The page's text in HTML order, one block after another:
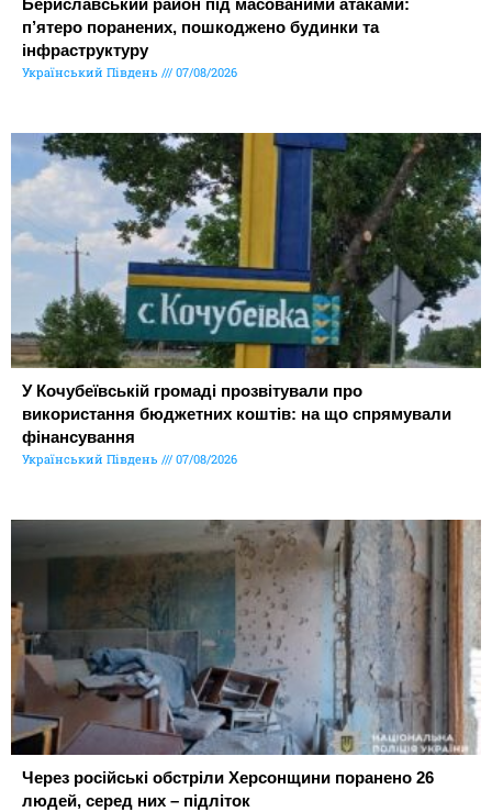
п’ятеро поранених, пошкоджено будинки та
інфраструктуру
Український Південь 07/08/2026
У Кочубеївській громаді прозвітували про
використання бюджетних коштів: на що спрямували
фінансування
Український Південь 07/08/2026
Через російські обстріли Херсонщини поранено 26
людей, серед них – підліток